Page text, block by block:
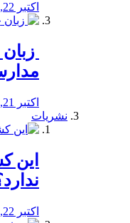
اکتبر 22, 2019
اکتبر 21, 2019
نشریات
این
اکتبر 22, 2019